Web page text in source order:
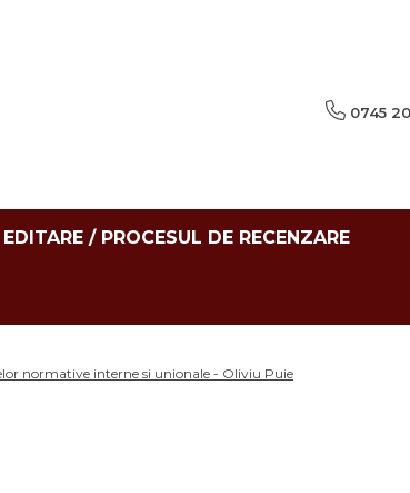
0745
/ PROCESUL DE RECENZARE
normative interne si unionale - Oliviu Puie